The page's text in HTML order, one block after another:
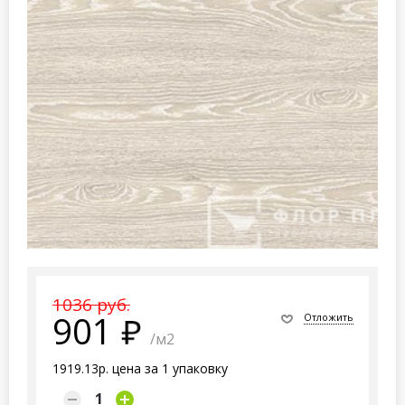
1036 руб.
901 /м2
1919.13р. цена за 1 упаковку
Отложить